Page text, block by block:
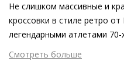
Не слишком массивные и
кроссовки в стиле ретро
легендарными атлетами 70-
дизайна подчёркнута
ягнёнка. На
Смотреть больше